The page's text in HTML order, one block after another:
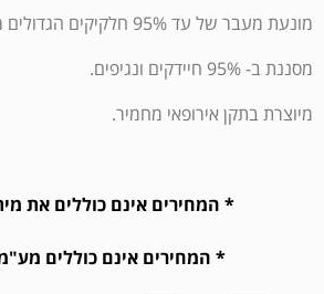
מונעת מעבר של עד 95% חלקיקים הגדולים מ- 3 מיקרון.
מסננת ב- 95% חיידקים ונגיפים.
מיוצרת בתקן אירופאי מחמיר.
* המחירים אינם כוללים את
* המחירים אינם כוללים